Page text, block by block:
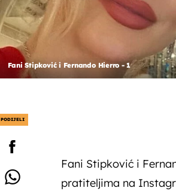
Fani Stipković i Fernando Hierro - 1
PODIJELI
Fani Stipković i
pratiteljima na